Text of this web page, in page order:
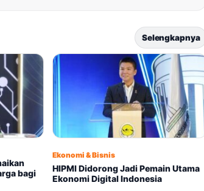
Selengkapnya
bagi
Ekonomi & Bisnis
HIPMI Didorong Jadi Pemain Utama
Ekonomi Digital Indonesia